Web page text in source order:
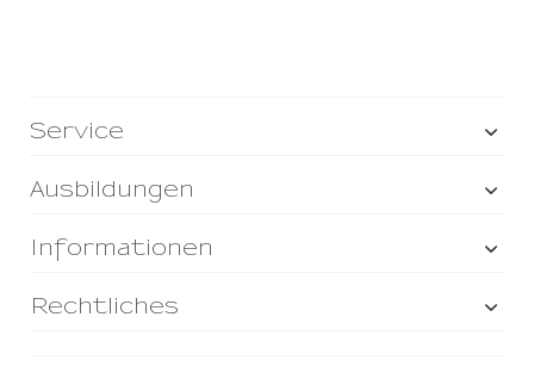
Service
Ausbildungen
Informationen
Rechtliches